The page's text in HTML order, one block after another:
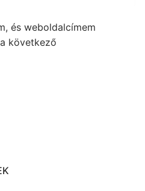
és weboldalcímem
következő